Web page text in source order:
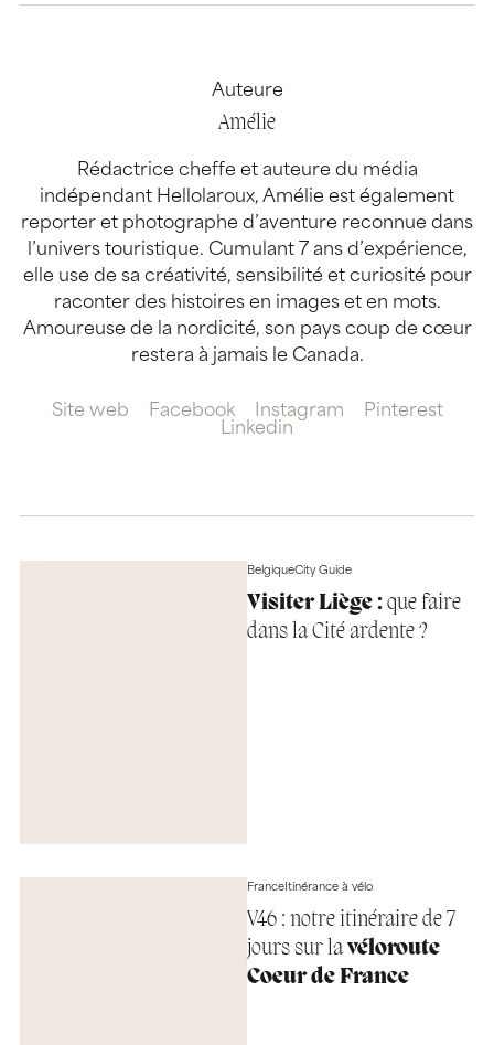
Auteure
Amélie
Rédactrice cheffe et auteure du média
indépendant Hellolaroux, Amélie est également
reporter et photographe d’aventure reconnue dans
l’univers touristique. Cumulant 7 ans d’expérience,
elle use de sa créativité, sensibilité et curiosité pour
raconter des histoires en images et en mots.
Amoureuse de la nordicité, son pays coup de cœur
restera à jamais le Canada.
Site web Facebook Instagram
Pinterest
Linkedin
BelgiqueCity Guide
Visiter Liège :que faire
dans la Cité ardente ?
FranceItinérance à vélo
V46 : notre itinéraire de 7
jours sur lavéloroute
Coeur de France